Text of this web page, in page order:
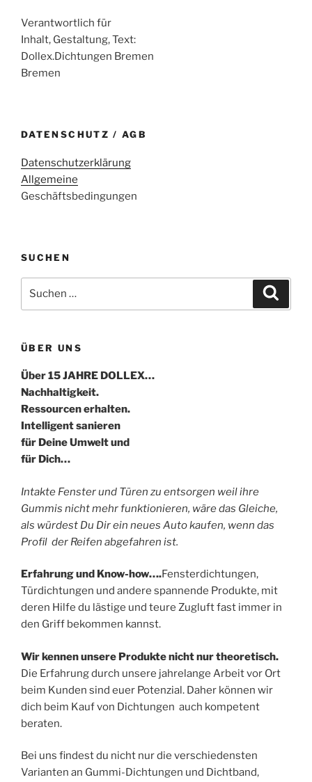
Verantwortlich für
Inhalt, Gestaltung, Text:
Dollex.Dichtungen Bremen
Bremen
DATENSCHUTZ / AGB
Datenschutzerklärung
Allgemeine
Geschäftsbedingungen
SUCHEN
nach:
ÜBER UNS
Über 15 JAHRE DOLLEX…
Nachhaltigkeit.
Ressourcen erhalten.
Intelligent sanieren
für Deine Umwelt und
für Dich…
Intakte Fenster und Türen zu entsorgen weil ihre
Gummis nicht mehr funktionieren, wäre das Gleiche,
als würdest Du Dir ein neues Auto kaufen, wenn das
Profil der Reifen abgefahren ist.
Erfahrung und Know-how….Fensterdichtungen,
Türdichtungen und andere spannende Produkte, mit
deren Hilfe du lästige und teure Zugluft fast immer in
den Griff bekommen kannst.
Wir kennen unsere Produkte nicht nur theoretisch.
Die Erfahrung durch unsere jahrelange Arbeit vor Ort
beim Kunden sind euer Potenzial. Daher können wir
dich beim Kauf von Dichtungen auch kompetent
beraten.
Bei uns findest du nicht nur die verschiedensten
Varianten an Gummi-Dichtungen und Dichtband,